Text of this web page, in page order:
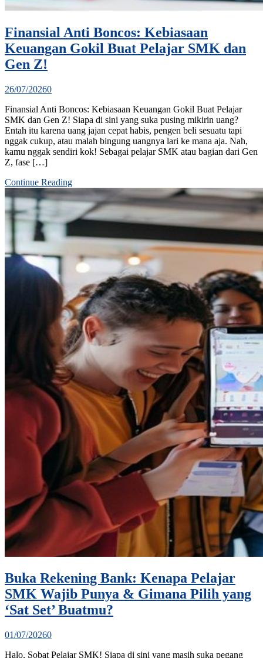
Finansial Anti Boncos: Kebiasaan
Keuangan Gokil Buat Pelajar SMK dan
Gen Z!
26/07/20260
Finansial Anti Boncos: Kebiasaan Keuangan Gokil Buat Pelajar
SMK dan Gen Z! Siapa di sini yang suka pusing mikirin uang?
Entah itu karena uang jajan cepat habis, pengen beli sesuatu tapi
nggak cukup, atau malah bingung uangnya lari ke mana aja. Nah,
kamu nggak sendiri kok! Sebagai pelajar SMK atau bagian dari Gen
Z, fase […]
Continue Reading
Buka Rekening Bank: Kenapa Pelajar
SMK Wajib Punya & Gimana Pilih yang
‘Sat Set’ Buatmu?
01/07/20260
Halo, Sobat Pelajar SMK! Siapa di sini yang masih suka pegang